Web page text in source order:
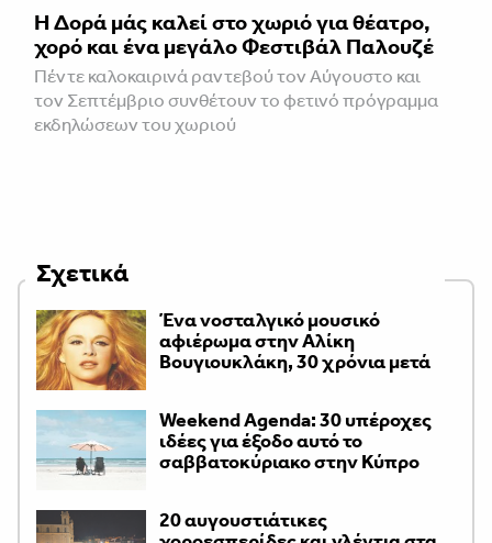
Η Δορά μάς καλεί στο χωριό για θέατρο,
χορό και ένα μεγάλο Φεστιβάλ Παλουζέ
Πέντε καλοκαιρινά ραντεβού τον Αύγουστο και
τον Σεπτέμβριο συνθέτουν το φετινό πρόγραμμα
εκδηλώσεων του χωριού
Σχετικά
Ένα νοσταλγικό μουσικό
αφιέρωμα στην Αλίκη
Βουγιουκλάκη, 30 χρόνια μετά
Weekend Agenda: 30 υπέροχες
ιδέες για έξοδο αυτό το
σαββατοκύριακο στην Κύπρο
20 αυγουστιάτικες